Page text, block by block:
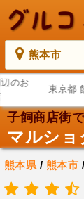
熊本市
のお
東京都
子飼商店街
マルショ
熊本県 / 熊本市
.